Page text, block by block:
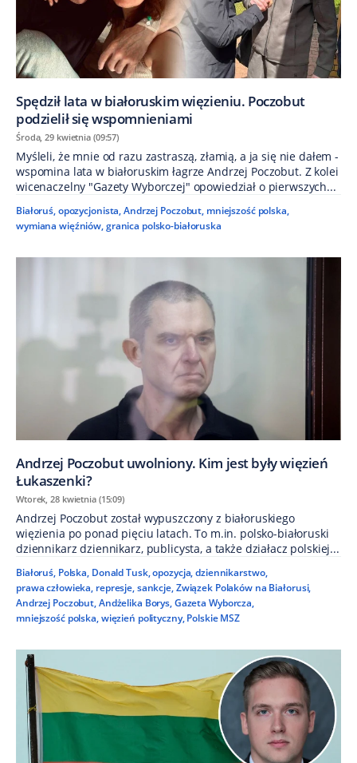
Spędził lata w białoruskim więzieniu. Poczobut
podzielił się wspomnieniami
Środa, 29 kwietnia (09:57)
Myśleli, że mnie od razu zastraszą, złamią, a ja się nie dałem -
wspomina lata w białoruskim łagrze Andrzej Poczobut. Z kolei
wicenaczelny "Gazety Wyborczej" opowiedział o pierwszych...
Białoruś,opozycjonista,Andrzej Poczobut, mniejszość polska,
wymiana więźniów,granica polsko-białoruska
Andrzej Poczobut uwolniony. Kim jest były więzień
Łukaszenki?
Wtorek, 28 kwietnia (15:09)
Andrzej Poczobut został wypuszczony z białoruskiego
więzienia po ponad pięciu latach. To m.in. polsko-białoruski
dziennikarz dziennikarz, publicysta, a także działacz polskiej...
Białoruś, Polska, Donald Tusk,opozycja,dziennikarstwo,
prawa człowieka, represje,sankcje,Związek Polaków na Białorusi,
Andrzej Poczobut,Andżelika Borys,Gazeta Wyborcza,
mniejszość polska,więzień polityczny, Polskie MSZ